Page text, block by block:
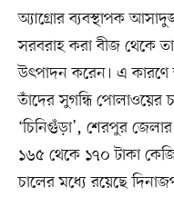
অ্যাগ্রোর ব্যবস্থাপক
সরবরাহ করা বীজ থেকে
উৎপাদন করেন। এ কারণে
তাঁদের সুগন্ধি
‘চিনিগুঁড়া’, শেরপুর
১৬৫ থেকে ১৭০ টাকা
চালের মধ্যে রয়েছে